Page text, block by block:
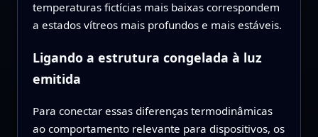
temperaturas fictícias mais baixas correspondem
a estados vítreos mais profundos e mais estáveis.
Ligando a estrutura congelada à luz
emitida
Para conectar essas diferenças termodinâmicas
ao comportamento relevante para dispositivos, os